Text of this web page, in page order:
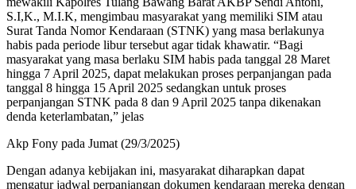
S.I,K., M.I.K, mengimbau masyarakat yang memiliki SIM atau
Surat Tanda Nomor Kendaraan (STNK) yang masa berlakunya
habis pada periode libur tersebut agar tidak khawatir. “Bagi
masyarakat yang masa berlaku SIM habis pada tanggal 28 Maret
hingga 7 April 2025, dapat melakukan proses perpanjangan pada
tanggal 8 hingga 15 April 2025 sedangkan untuk proses
perpanjangan STNK pada 8 dan 9 April 2025 tanpa dikenakan
denda keterlambatan,” jelas
Akp Fony pada Jumat (29/3/2025)
Dengan adanya kebijakan ini, masyarakat diharapkan dapat
mengatur jadwal perpanjangan dokumen kendaraan mereka dengan